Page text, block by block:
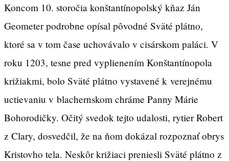
Koncom 10. storočia konštantínopolský kňaz Ján
Geometer podrobne opísal pôvodné Sväté plátno,
ktoré sa v tom čase uchovávalo v cisárskom paláci. V
roku 1203, tesne pred vyplienením Konštantínopola
križiakmi, bolo Sväté plátno vystavené k verejnému
uctievaniu v blachernskom chráme Panny Márie
Bohorodičky. Očitý svedok tejto udalosti, rytier Robert
z Clary, dosvedčil, že na ňom dokázal rozpoznať obrys
Kristovho tela. Neskôr križiaci preniesli Sväté plátno z